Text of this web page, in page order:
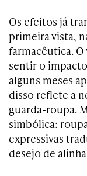
Os efeitos já
primeira vista,
farmacêutica.
sentir o
alguns meses
disso reflete a
guarda-roupa.
simbólica:
expressivas
desejo de